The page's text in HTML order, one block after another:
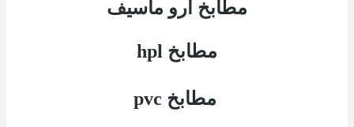
مطابخ ارو ماسيف
مطابخ hpl
مطابخ pvc